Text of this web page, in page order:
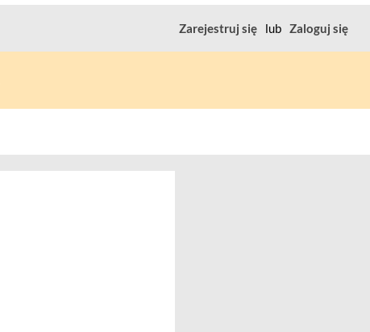
Zarejestruj się lub Zaloguj się